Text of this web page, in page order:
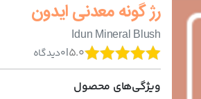
رژ گونه معدنی ایدون
Idun Mineral Blush
5.0
|
0دیدگاه
ویژگی‌های محصول